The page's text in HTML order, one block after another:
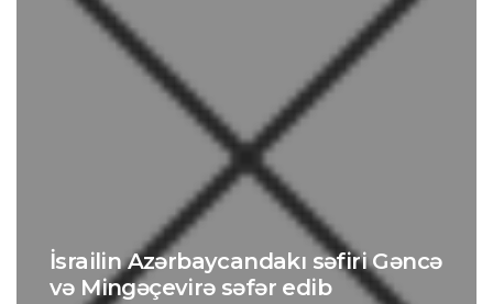
İsrailin Azərbaycandakı səfiri Gəncə
və Mingəçevirə səfər edib